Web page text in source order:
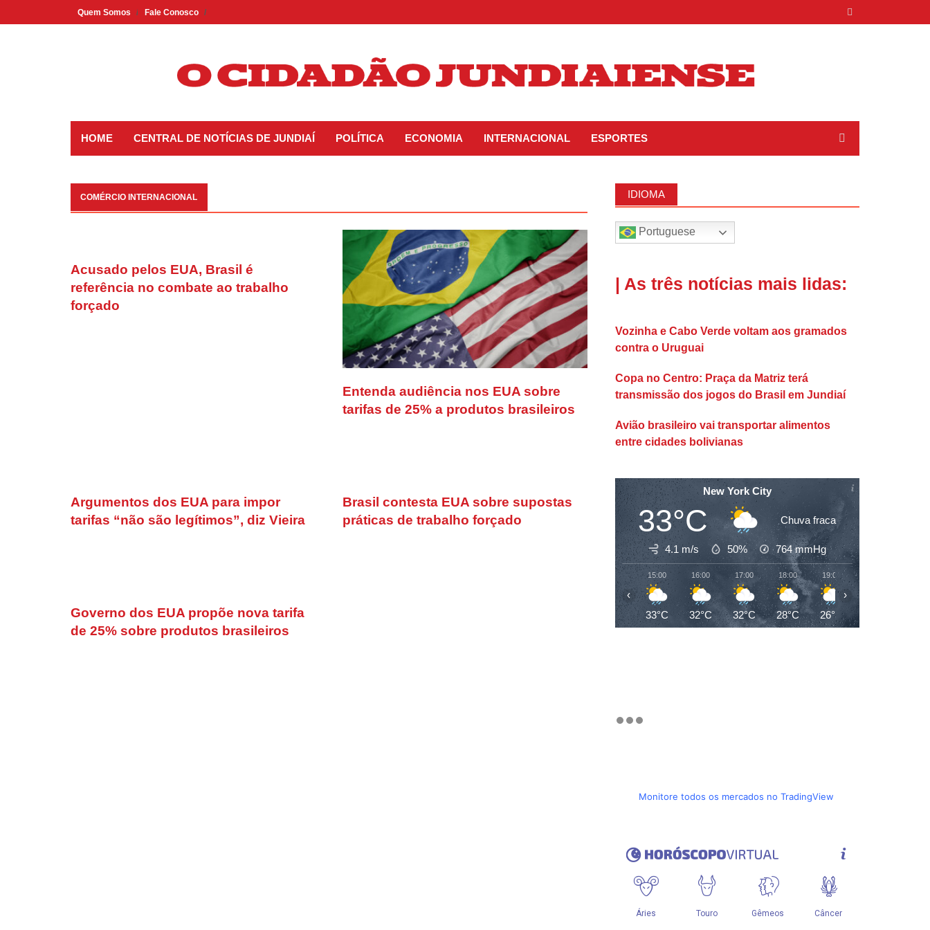
to
Quem Somos Fale Conosco
HOME CENTRAL DE NOTÍCIAS DE JUNDIAÍ POLÍTICA ECONOMIA INTERNACIONAL ESPORTES
COMÉRCIO INTERNACIONAL
Acusado pelos EUA, Brasil é
referência no combate ao trabalho
forçado
Entenda audiência nos EUA sobre
tarifas de 25% a produtos brasileiros
Argumentos dos EUA para impor
tarifas “não são legítimos”, diz Vieira
Brasil contesta EUA sobre supostas
práticas de trabalho forçado
Governo dos EUA propõe nova tarifa
de 25% sobre produtos brasileiros
IDIOMA
Portuguese
| As três notícias mais lidas:
Vozinha e Cabo Verde voltam aos gramados
contra o Uruguai
Copa no Centro: Praça da Matriz terá
transmissão dos jogos do Brasil em Jundiaí
Avião brasileiro vai transportar alimentos
entre cidades bolivianas
New York City
33°C Chuva fraca
4.1 m/s 50% 764mmHg
15:00
33°C
16:00
32°C
17:00
32°C
18:00
28°C
19:00
26°C
‹ ›
Monitore todos os mercados no TradingView